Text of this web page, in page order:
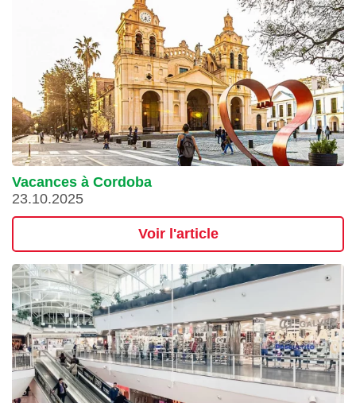
Vacances à Cordoba
23.10.2025
Voir l'article